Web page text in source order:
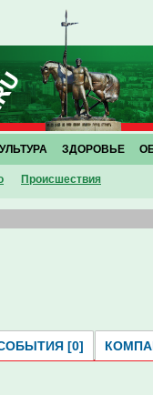
Проиcшествия
ЗДОРОВЬЕ
[0]